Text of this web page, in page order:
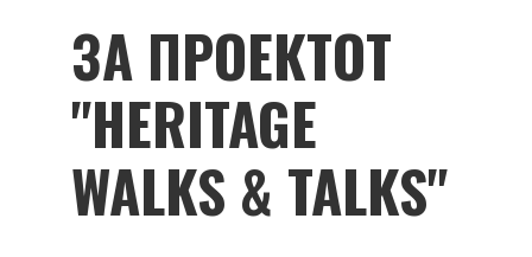
ЗА ПРОЕКТОТ
"HERITAGE
WALKS & TALKS"